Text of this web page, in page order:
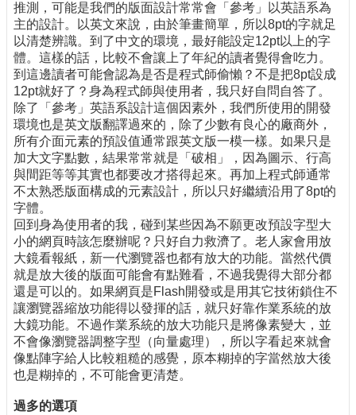
推測，可能是我們的版面設計常常會「參考」以英語系為
主的設計。以英文來說，由於筆畫簡單，所以8pt的字就足
以清楚辨識。到了中文的環境，最好能設定12pt以上的字
體。這樣的話，比較不會讓上了年紀的讀者覺得會吃力。
到這邊讀者可能會認為是否是程式師偷懶？不是把8pt設成
12pt就好了？身為程式師與使用者，我只好自問自答了。
除了「參考」英語系設計這個因素外，我們所使用的開發
環境也是英文版翻譯過來的，除了少數有良心的廠商外，
所有介面元素的預設值通常跟英文版一模一樣。如果只是
加大文字點數，結果常常就是「破相」，因為圖示、行高
與間距等等其實也都要改才搭得起來。再加上程式師通常
不太熟悉版面構成的元素設計，所以只好繼續沿用了8pt的
字體。
回到身為使用者的我，碰到某些因為不願更改預設字型大
小的網頁時該怎麼辦呢？只好自力救濟了。老人家會用放
大鏡看報紙，新一代瀏覽器也都有放大的功能。當然代價
就是放大後的版面可能會有點難看，不過我覺得大部分都
還是可以的。如果網頁是Flash開發或是用其它技術鎖住不
讓瀏覽器縮放功能得以發揮的話，就只好靠作業系統的放
大鏡功能。不過作業系統的放大功能只是將像素變大，並
不會像瀏覽器調整字型（向量處理），所以字看起來就會
像點陣字給人比較粗糙的感覺，原本糊掉的字當然放大後
也是糊掉的，不可能會更清楚。
過多的選項